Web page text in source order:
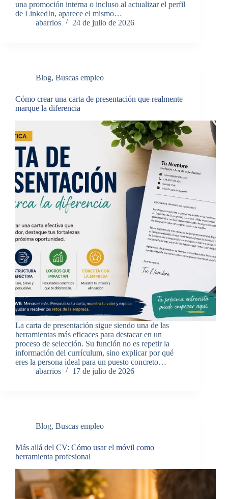
una promoción interna o incluso al actualizar el perfil
de LinkedIn, aparece el mismo…
abarrios
24 de julio de 2026
Blog, Buscas empleo
Cómo crear una carta de presentación que realmente
marque la diferencia
La carta de presentación sigue siendo una de las
herramientas más eficaces para destacar en un
proceso de selección. Su función no es repetir la
información del currículum, sino explicar por qué
eres la persona ideal para un puesto concreto…
abarrios
17 de julio de 2026
Blog, Buscas empleo
Más allá del CV: Cómo usar el móvil como
herramienta profesional